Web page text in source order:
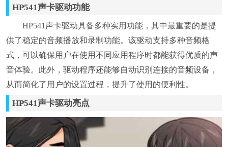
HP541声卡驱动功能
HP541声卡驱动具备多种实用功能，其中最重要的是提
供了稳定的音频播放和录制功能。该驱动支持多种音频格
式，可以确保用户在使用不同应用程序时都能获得优质的声
音体验。此外，驱动程序还能够自动识别连接的音频设备，
从而简化了用户的设置过程，提升了使用的便利性。
HP541声卡驱动亮点